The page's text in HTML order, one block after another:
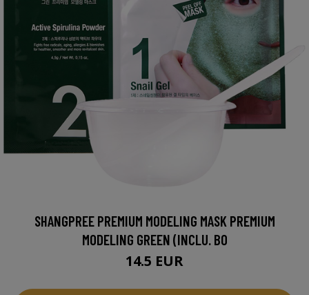
SHANGPREE PREMIUM MODELING MASK PREMIUM
MODELING GREEN (INCLU. BO
14.5 EUR